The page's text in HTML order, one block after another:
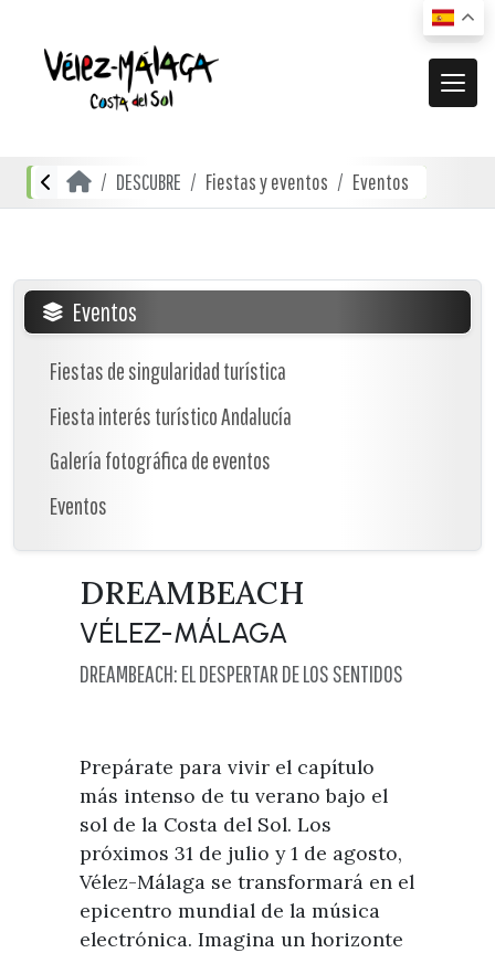
El municipio
Transporte urbano
Mapa interactivo
Localidades
Localidades Costeras
Localidades de Interior
Atención al extranjero
Punto Ayuntamiento
Historia
Historia del municipio
Sectores
Artesanía
Empresas de subtropicales
DESCUBRE
Restauración
Alojamientos
Fiestas y eventos
Fiestas de singularidad turística
Semana Santa de Vélez-
Galería fotográfica de eventos
Vídeos promocionales
Documentación
Folletos turísticos
Direcciones y teléfonos del
Ayuntamiento
Encuestas
DESCUBRE Fiestas y eventos Eventos
Eventos
Fiestas de singularidad turística
Fiesta interés turístico Andalucía
Galería fotográfica de eventos
Eventos
DREAMBEACH
VÉLEZ-MÁLAGA
DREAMBEACH: EL DESPERTAR DE LOS SENTIDOS
Prepárate para vivir el capítulo
más intenso de tu verano bajo el
sol de la Costa del Sol. Los
próximos 31 de julio y 1 de agosto,
Vélez-Málaga se transformará en el
epicentro mundial de la música
electrónica. Imagina un horizonte